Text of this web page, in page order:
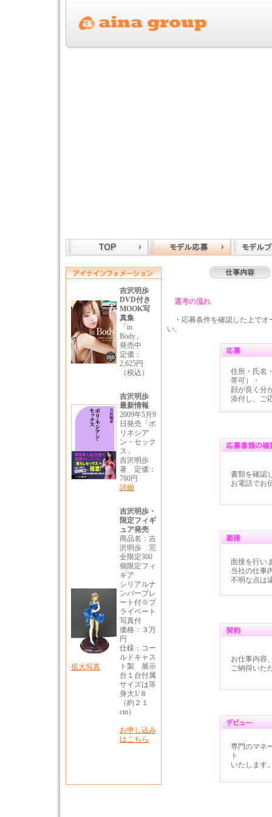
選考の流れ
・応募条件を確認した上でオ
い。
住所・氏名
帯可）・
顔が良く分
添付し、ご
書類を確認
お電話でお
面接を行い
当社の仕事
不明な点は
お仕事内容
ご納得いた
専門のマネ
ト
いたします